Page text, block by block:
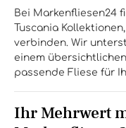
Bei Markenfliesen24
Tuscania
verbinden. Wir
einem
passende Fliese für
Ihr Mehrwert